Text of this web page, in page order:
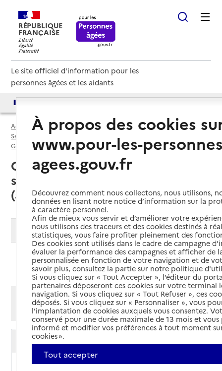
RÉPUBLIQUE
FRANÇAISE
Le site officiel d'information pour les
personnes âgées et les aidants
Accueil
Espace annuaire
Services autonomie à domicile (aide) par département
Gironde (33)
Service autonomie à domicile (aide)
Caudrot (33490) : liste des
services autonomie à domicile
(aide)
Modifier ma recherche
Ajouter cette recherche aux favoris
Afficher les résultats par:
Mode liste
Mode carte
Service autonomie à domicile (aide)
SAAD ASGASD
Adresse
18 place des Tilleuls
À propos des cookies
www.pour-les-
agees.gouv.fr
Découvrez comment nous collectons, nous utilisons,
données en lisant notre notice d’information sur la
à caractère personnel.
Afin de mieux vous servir et d’améliorer votre
nous utilisons des traceurs et des cookies destinés à
statistiques, vous faire profiter pleinement des
Des cookies sont utilisés dans le cadre de campagne
évaluer la performance des campagnes et afficher de
personnalisée en fonction de votre navigation et de
savoir plus, consultez la partie sur notre politique
Si vous cliquez sur « Tout Accepter », l’éditeur du
partenaires déposeront ces cookies sur votre terminal
navigation. Si vous cliquez sur « Tout Refuser », ces
déposés. Si vous cliquez sur « Personnaliser », vous
l’implantation de cookies auxquels vous consentez.
conservé pour une durée maximale de 13 mois et
informé et modifier vos préférences à tout moment
cookies ».
Tout accepter